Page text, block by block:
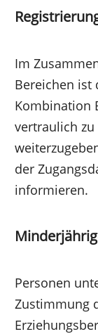
Im
Bereichen ist
Kombination
vertraulich
der
informieren.
Personen
Zustimmung